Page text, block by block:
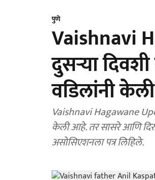
पुणे
Vaishnavi
दुसऱ्या
वडिलांनी
Vaishnavi Hagawane
केली आहे. तर सासरे आणि
असोसिएशनला पत्र लिहिले.